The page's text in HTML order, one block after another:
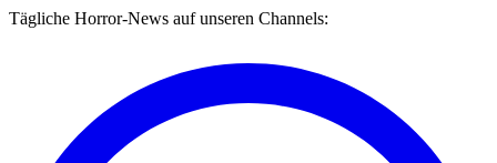
Tägliche Horror-News auf unseren Channels: